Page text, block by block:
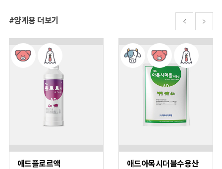
#양계용 더보기
애드플로르액 애드아목시더블수용산